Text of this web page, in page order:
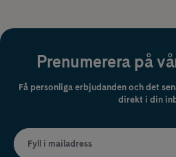
Prenumerera på
Få personliga erbjudanden och det
direkt i din
Fyll i mailadress